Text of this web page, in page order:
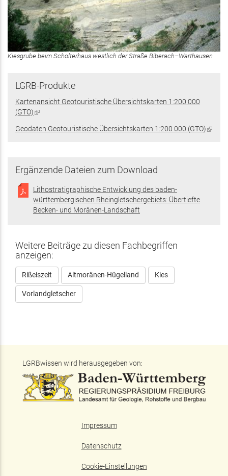
Kiesgrube beim Scholterhaus westlich der Straße Biberach–Warthausen
LGRB-Produkte
Kartenansicht Geotouristische Übersichtskarten 1:200 000
(GTO)(Link
extern)
Geodaten Geotouristische Übersichtskarten 1:200 000 (GTO)(Link
Ergänzende Dateien zum Download
Lithostratigraphische Entwicklung des baden-
württembergischen Rheingletschergebiets: Übertiefte
Becken- und Moränen-Landschaft
Weitere Beiträge zu diesen Fachbegriffen
anzeigen:
Rißeiszeit Altmoränen-Hügelland Kies
Vorlandgletscher
LGRBwissen wird herausgegeben von:
Impressum
Datenschutz
Cookie-Einstellungen